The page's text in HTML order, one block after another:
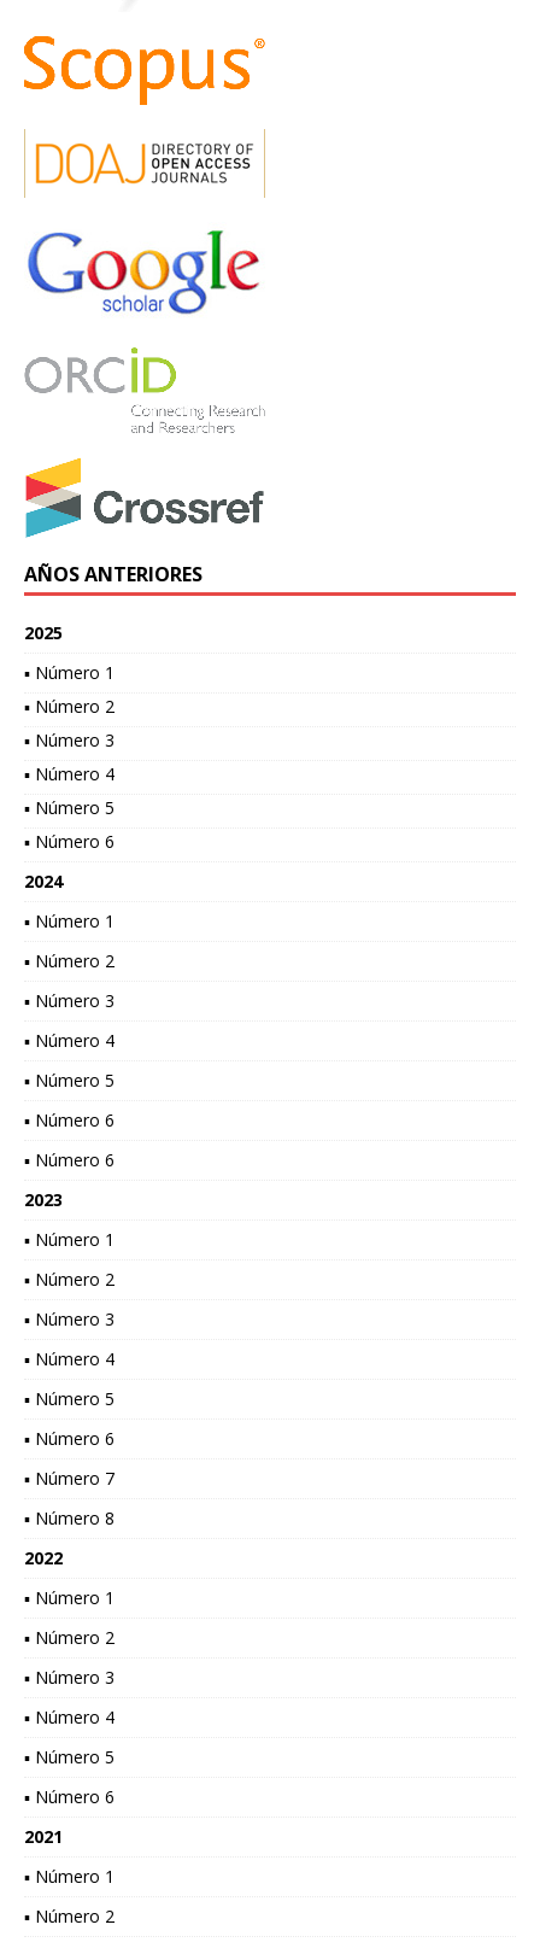
AÑOS ANTERIORES
2025
▪ Número 1
▪ Número 2
▪ Número 3
▪ Número 4
▪ Número 5
▪ Número 6
2024
▪ Número 1
▪ Número 2
▪ Número 3
▪ Número 4
▪ Número 5
▪ Número 6
▪ Número 6
2023
▪ Número 1
▪ Número 2
▪ Número 3
▪ Número 4
▪ Número 5
▪ Número 6
▪ Número 7
▪ Número 8
2022
▪ Número 1
▪ Número 2
▪ Número 3
▪ Número 4
▪ Número 5
▪ Número 6
2021
▪ Número 1
▪ Número 2